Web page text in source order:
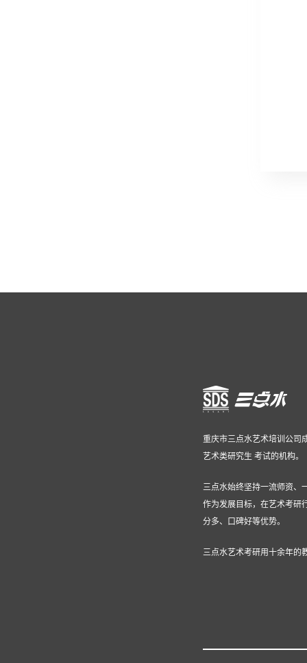
重庆市三点水艺术培训公司
艺术类研究生 考试的机构。
三点水始终坚持一流师资、
作为发展目标，在艺术考研
分多、口碑好等优势。
三点水艺术考研用十余年的